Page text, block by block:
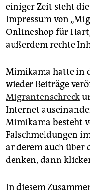
einiger Zeit steht
Impressum von
Onlineshop für
außerdem rechte
Mimikama hatte in
wieder Beiträge
Migrantenschreck
Internet
Mimikama besteht
Falschmeldungen
anderem auch über
denken, dann
In diesem